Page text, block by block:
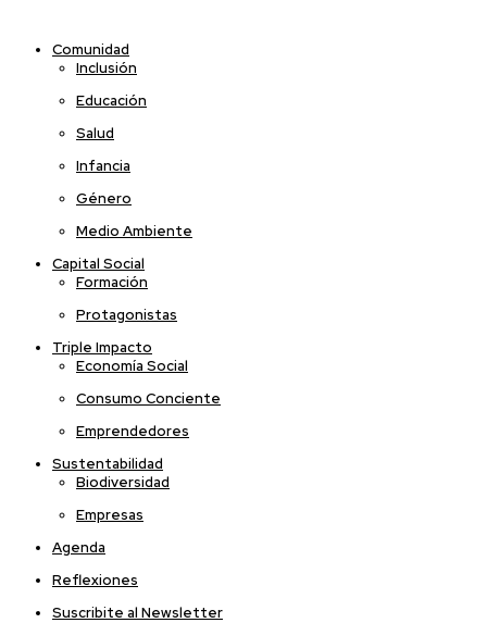
Comunidad
Inclusión
Educación
Salud
Infancia
Género
Medio Ambiente
Capital Social
Formación
Protagonistas
Triple Impacto
Economía Social
Consumo Conciente
Emprendedores
Sustentabilidad
Biodiversidad
Empresas
Agenda
Reflexiones
Suscribite al Newsletter